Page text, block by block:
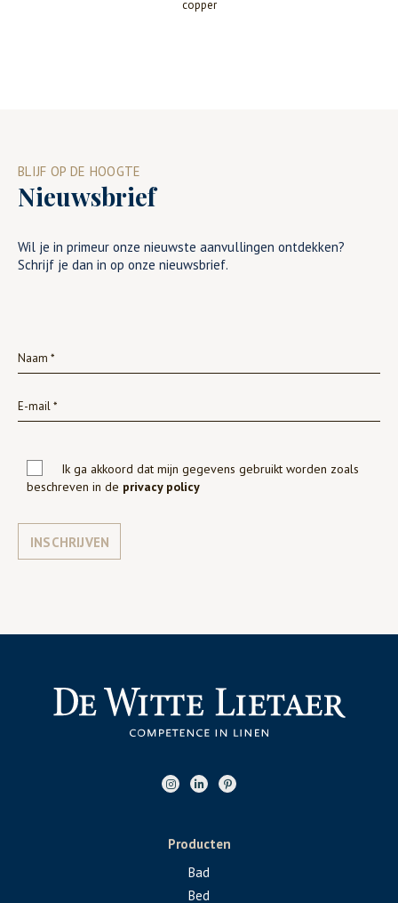
copper
BLIJF OP DE HOOGTE
Nieuwsbrief
Wil je in primeur onze nieuwste aanvullingen ontdekken?
Schrijf je dan in op onze nieuwsbrief.
Ik ga akkoord dat mijn gegevens gebruikt worden zoals
beschreven in de privacy policy
INSCHRIJVEN
Producten
Bad
Bed